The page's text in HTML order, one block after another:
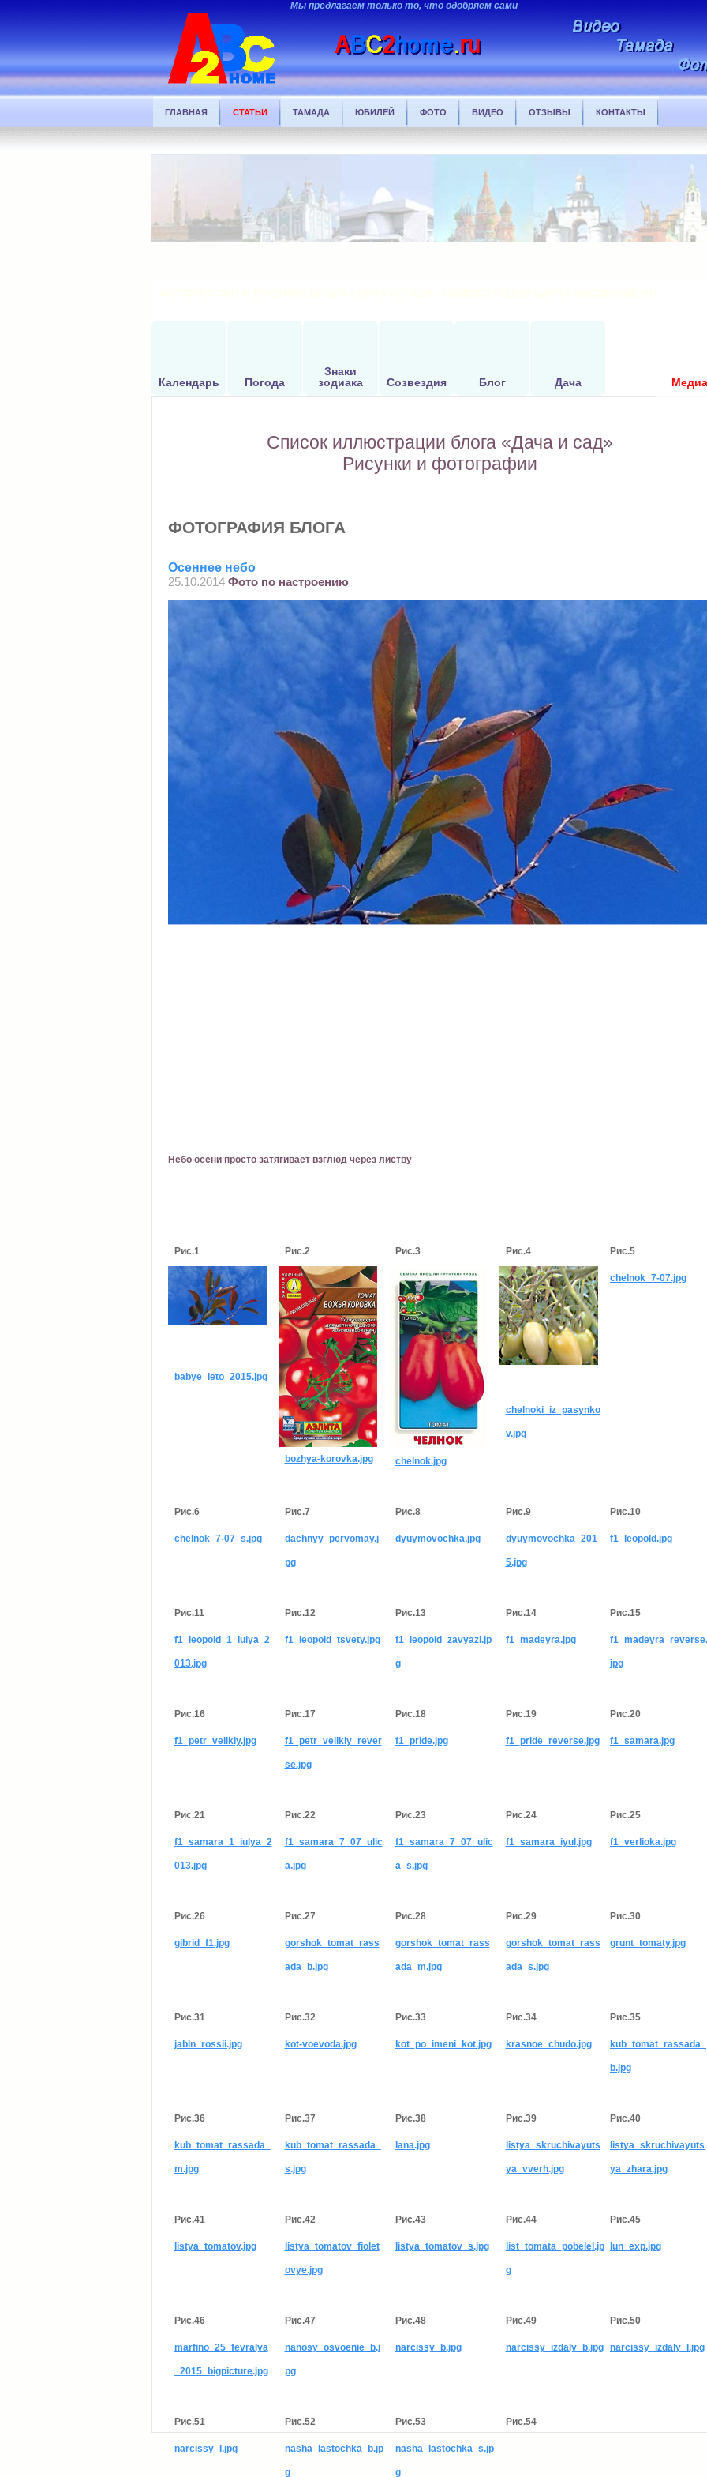
Мы предлагаем только то, что одобряем сами
ГЛАВНАЯ СТАТЬИ ТАМАДА ЮБИЛЕЙ ФОТО ВИДЕО ОТЗЫВЫ КОНТАКТЫ
Календарь Погода
Знаки
зодиака
Созвездия Блог Дача Медиа
Список иллюстрации блога «Дача и сад»
Рисунки и фотографии
ФОТОГРАФИЯ БЛОГА
Осеннее небо
25.10.2014 Фото по настроению
Небо осени просто затягивает взглюд через листву
Рис.1
babye_leto_2015.jpg
Рис.2
bozhya-korovka.jpg
Рис.3
chelnok.jpg
Рис.4
chelnoki_iz_pasynko
v.jpg
Рис.5
chelnok_7-07.jpg
Рис.6
chelnok_7-07_s.jpg
Рис.7
dachnyy_pervomay.j
pg
Рис.8
dyuymovochka.jpg
Рис.9
dyuymovochka_201
5.jpg
Рис.10
f1_leopold.jpg
Рис.11
f1_leopold_1_iulya_2
013.jpg
Рис.12
f1_leopold_tsvety.jpg
Рис.13
f1_leopold_zavyazi.jp
g
Рис.14
f1_madeyra.jpg
Рис.15
f1_madeyra_reverse.
jpg
Рис.16
f1_petr_velikiy.jpg
Рис.17
f1_petr_velikiy_rever
se.jpg
Рис.18
f1_pride.jpg
Рис.19
f1_pride_reverse.jpg
Рис.20
f1_samara.jpg
Рис.21
f1_samara_1_iulya_2
013.jpg
Рис.22
f1_samara_7_07_ulic
a.jpg
Рис.23
f1_samara_7_07_ulic
a_s.jpg
Рис.24
f1_samara_iyul.jpg
Рис.25
f1_verlioka.jpg
Рис.26
gibrid_f1.jpg
Рис.27
gorshok_tomat_rass
ada_b.jpg
Рис.28
gorshok_tomat_rass
ada_m.jpg
Рис.29
gorshok_tomat_rass
ada_s.jpg
Рис.30
grunt_tomaty.jpg
Рис.31
jabln_rossii.jpg
Рис.32
kot-voevoda.jpg
Рис.33
kot_po_imeni_kot.jpg
Рис.34
krasnoe_chudo.jpg
Рис.35
kub_tomat_rassada_
b.jpg
Рис.36
kub_tomat_rassada_
m.jpg
Рис.37
kub_tomat_rassada_
s.jpg
Рис.38
lana.jpg
Рис.39
listya_skruchivayuts
ya_vverh.jpg
Рис.40
listya_skruchivayuts
ya_zhara.jpg
Рис.41
listya_tomatov.jpg
Рис.42
listya_tomatov_fiolet
ovye.jpg
Рис.43
listya_tomatov_s.jpg
Рис.44
list_tomata_pobelel.jp
g
Рис.45
lun_exp.jpg
Рис.46
marfino_25_fevralya
_2015_bigpicture.jpg
Рис.47
nanosy_osvoenie_b.j
pg
Рис.48
narcissy_b.jpg
Рис.49
narcissy_izdaly_b.jpg
Рис.50
narcissy_izdaly_l.jpg
Рис.51
narcissy_l.jpg
Рис.52
nasha_lastochka_b.jp
g
Рис.53
nasha_lastochka_s.jp
g
Рис.54